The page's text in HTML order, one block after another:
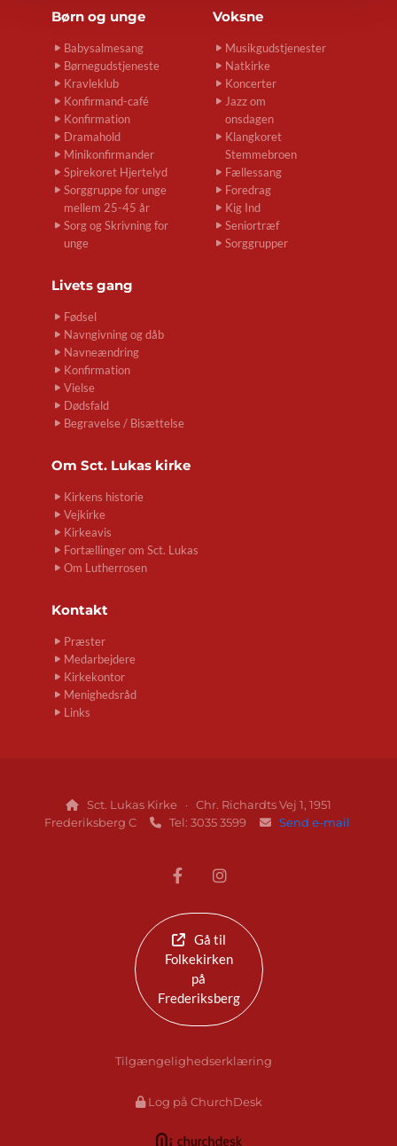
Børn og unge
Babysalmesang
Børnegudstjeneste
Kravleklub
Konfirmand-café
Konfirmation
Dramahold
Minikonfirmander
Spirekoret Hjertelyd
Sorggruppe for unge
mellem 25-45 år
Sorg og Skrivning for
unge
Voksne
Musikgudstjenester
Natkirke
Koncerter
Jazz om
onsdagen
Klangkoret
Stemmebroen
Fællessang
Foredrag
Kig Ind
Seniortræf
Sorggrupper
Livets gang
Fødsel
Navngivning og dåb
Navneændring
Konfirmation
Vielse
Dødsfald
Begravelse / Bisættelse
Om Sct. Lukas kirke
Kirkens historie
Vejkirke
Kirkeavis
Fortællinger om Sct. Lukas
Om Lutherrosen
Kontakt
Præster
Medarbejdere
Kirkekontor
Menighedsråd
Links

Sct. Lukas Kirke · Chr. Richardts Vej 1, 1951
Frederiksberg C
 Tel: 3035 3599  Send e-mail
Gå til
Folkekirken
på
Frederiksberg
Tilgængelighedserklæring
Log på ChurchDesk